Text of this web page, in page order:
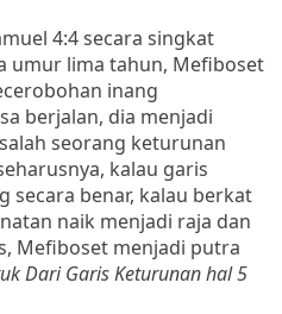
4:4 secara singkat
umur lima tahun, Mefiboset
inang
berjalan, dia menjadi
seorang keturunan
kalau garis
secara benar, kalau berkat
naik menjadi raja dan
Mefiboset menjadi putra
Dari Garis Keturunan hal 5